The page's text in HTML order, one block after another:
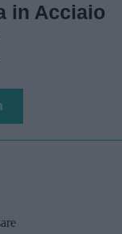
in Acciaio